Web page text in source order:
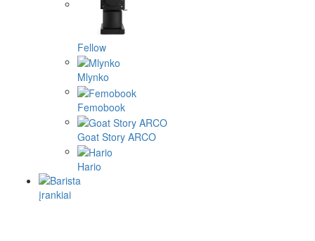
Fellow
Mlynko
Femobook
Goat Story ARCO
Hario